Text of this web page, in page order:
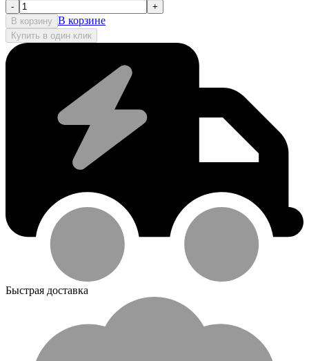
-
+
В корзину В корзине
Купить в один клик
Быстрая доставка